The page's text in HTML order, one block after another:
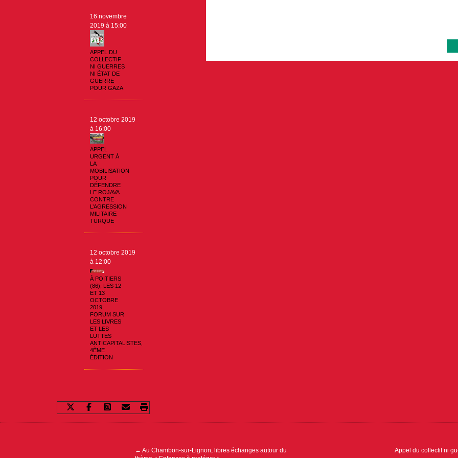
16 novembre
2019 à 15:00
APPEL DU
COLLECTIF
NI GUERRES
NI ÉTAT DE
GUERRE
POUR GAZA
12 octobre 2019
à 16:00
APPEL
URGENT À
LA
MOBILISATION
POUR
DÉFENDRE
LE ROJAVA
CONTRE
L’AGRESSION
MILITAIRE
TURQUE
12 octobre 2019
à 12:00
À POITIERS
(86), LES 12
ET 13
OCTOBRE
2019,
FORUM SUR
LES LIVRES
ET LES
LUTTES
ANTICAPITALISTES,
4ÈME
ÉDITION
Navigation
← Au Chambon-sur-Lignon, libres échanges autour du
Appel du collectif ni